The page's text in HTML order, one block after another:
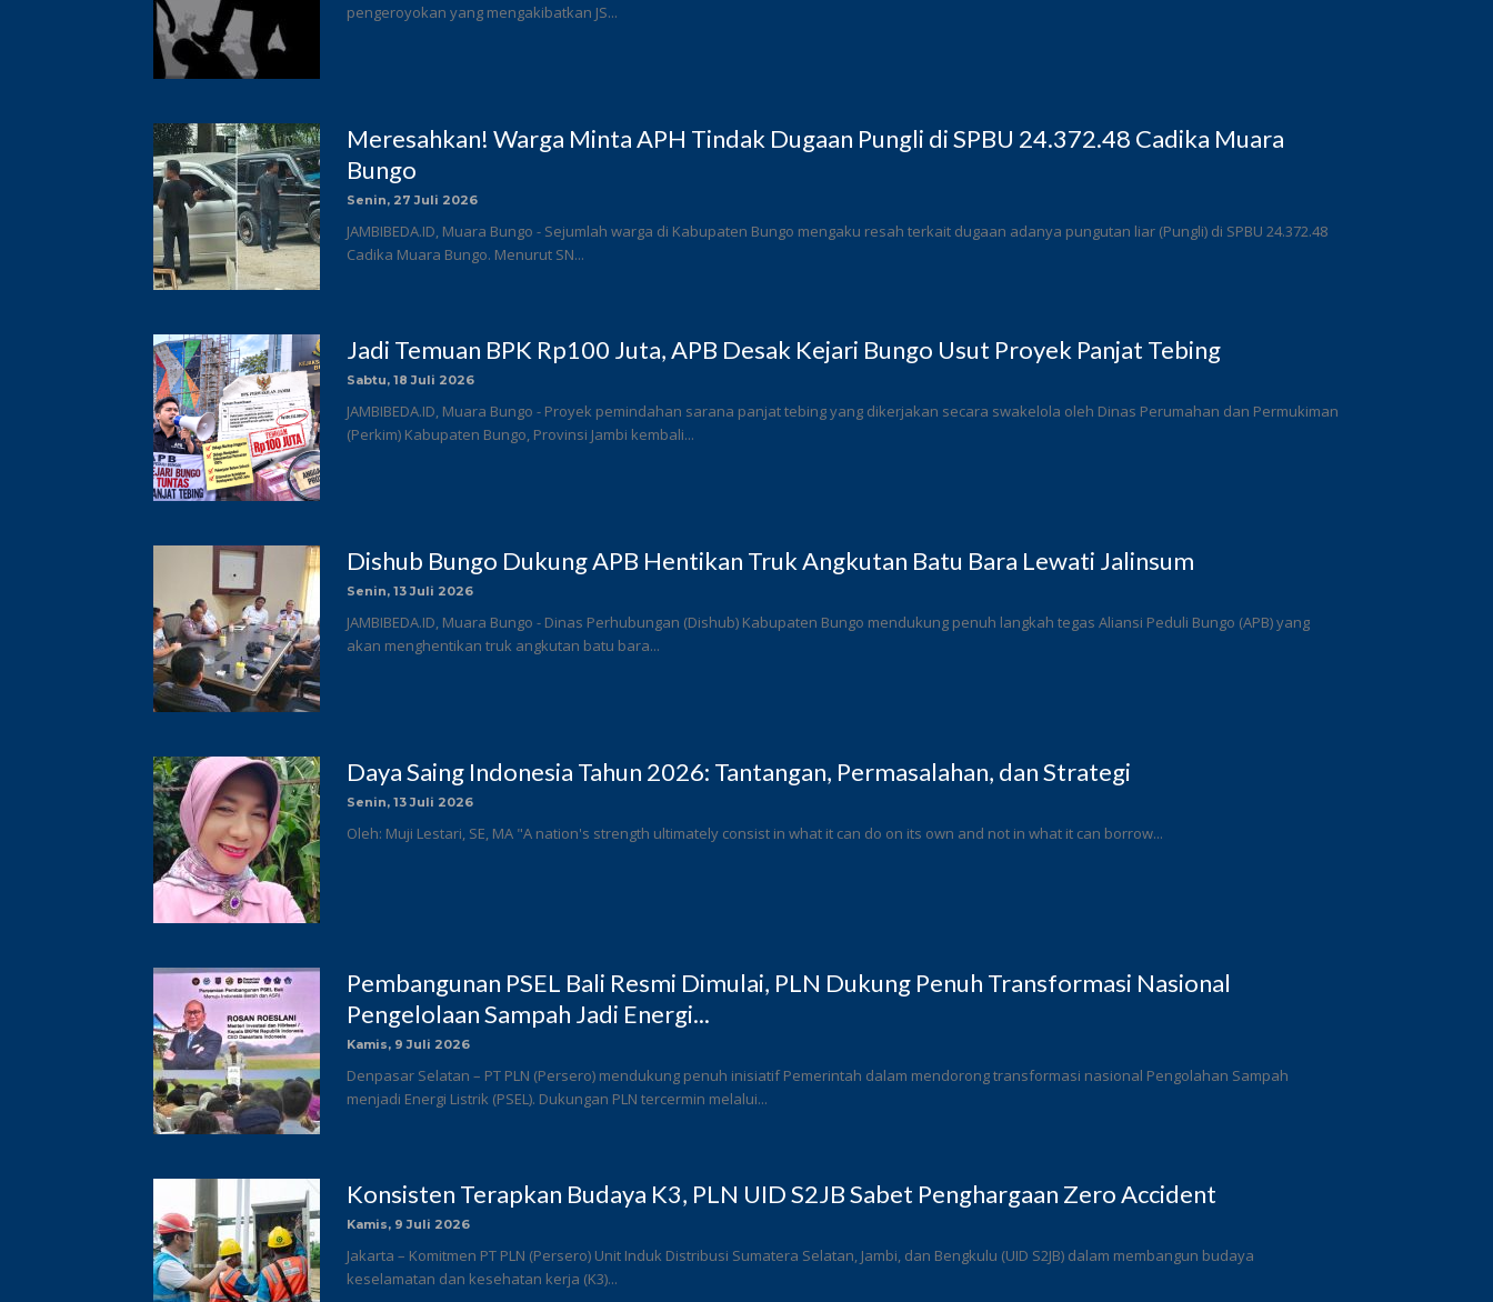
pengeroyokan yang mengakibatkan JS...
Meresahkan! Warga Minta APH Tindak Dugaan Pungli di SPBU 24.372.48 Cadika Muara
Bungo
Senin, 27 Juli 2026
JAMBIBEDA.ID, Muara Bungo - Sejumlah warga di Kabupaten Bungo mengaku resah terkait dugaan adanya pungutan liar (Pungli) di SPBU 24.372.48
Cadika Muara Bungo. Menurut SN...
Jadi Temuan BPK Rp100 Juta, APB Desak Kejari Bungo Usut Proyek Panjat Tebing
Sabtu, 18 Juli 2026
JAMBIBEDA.ID, Muara Bungo - Proyek pemindahan sarana panjat tebing yang dikerjakan secara swakelola oleh Dinas Perumahan dan Permukiman
(Perkim) Kabupaten Bungo, Provinsi Jambi kembali...
Dishub Bungo Dukung APB Hentikan Truk Angkutan Batu Bara Lewati Jalinsum
Senin, 13 Juli 2026
JAMBIBEDA.ID, Muara Bungo - Dinas Perhubungan (Dishub) Kabupaten Bungo mendukung penuh langkah tegas Aliansi Peduli Bungo (APB) yang
akan menghentikan truk angkutan batu bara...
Daya Saing Indonesia Tahun 2026: Tantangan, Permasalahan, dan Strategi
Senin, 13 Juli 2026
Oleh: Muji Lestari, SE, MA "A nation's strength ultimately consist in what it can do on its own and not in what it can borrow...
Pembangunan PSEL Bali Resmi Dimulai, PLN Dukung Penuh Transformasi Nasional
Pengelolaan Sampah Jadi Energi...
Kamis, 9 Juli 2026
Denpasar Selatan – PT PLN (Persero) mendukung penuh inisiatif Pemerintah dalam mendorong transformasi nasional Pengolahan Sampah
menjadi Energi Listrik (PSEL). Dukungan PLN tercermin melalui...
Konsisten Terapkan Budaya K3, PLN UID S2JB Sabet Penghargaan Zero Accident
Kamis, 9 Juli 2026
Jakarta – Komitmen PT PLN (Persero) Unit Induk Distribusi Sumatera Selatan, Jambi, dan Bengkulu (UID S2JB) dalam membangun budaya
keselamatan dan kesehatan kerja (K3)...